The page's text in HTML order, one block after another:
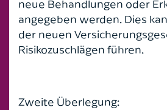
neue Behandlungen oder
angegeben werden. Dies
der neuen
Risikozuschlägen führen.
Zweite Überlegung: